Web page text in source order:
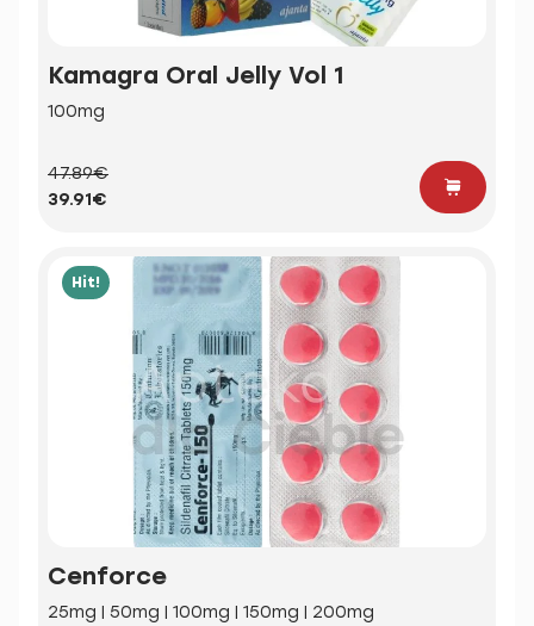
Kamagra Oral Jelly Vol 1
100mg
47.89€
39.91€
Hit!
Cenforce
25mg | 50mg | 100mg | 150mg | 200mg